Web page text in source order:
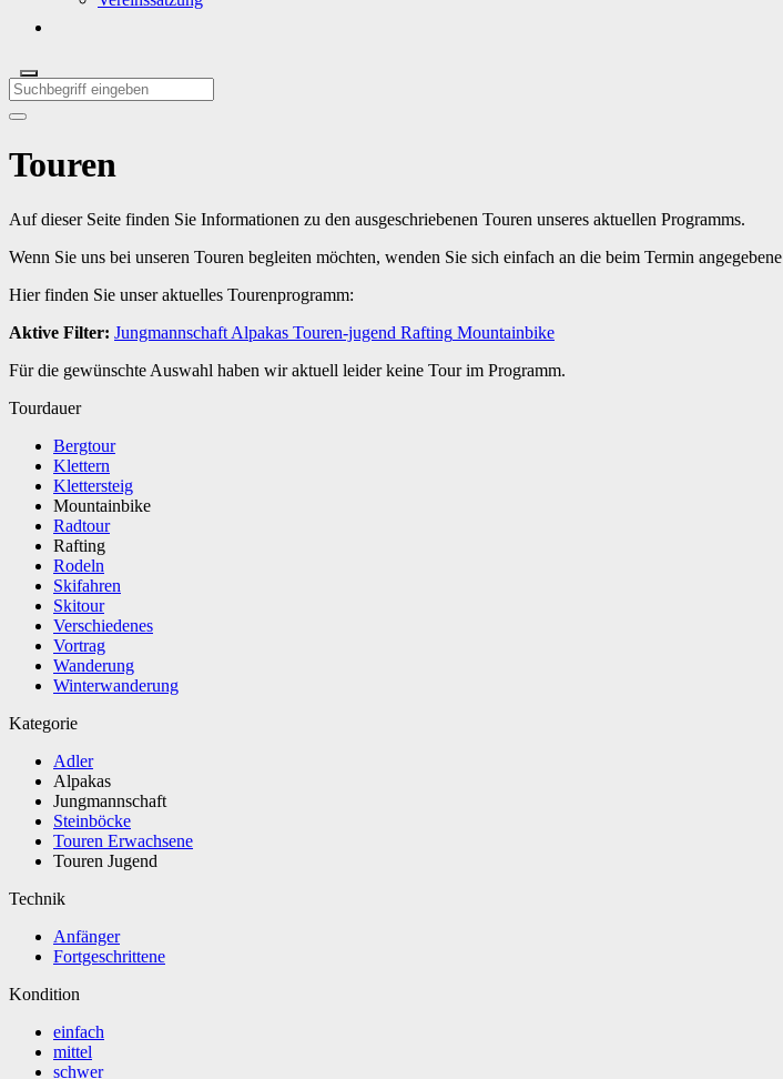
Touren
Auf dieser Seite finden Sie Informationen zu den ausgeschriebenen Touren unseres aktuellen Programms.
Wenn Sie uns bei unseren Touren begleiten möchten, wenden Sie sich einfach an die beim Termin angegebene
Hier finden Sie unser aktuelles Tourenprogramm:
Aktive Filter: Jungmannschaft Alpakas Touren-jugend Rafting Mountainbike
Für die gewünschte Auswahl haben wir aktuell leider keine Tour im Programm.
Tourdauer
Bergtour
Klettern
Klettersteig
Mountainbike
Radtour
Rafting
Rodeln
Skifahren
Skitour
Verschiedenes
Vortrag
Wanderung
Winterwanderung
Kategorie
Adler
Alpakas
Jungmannschaft
Steinböcke
Touren Erwachsene
Touren Jugend
Technik
Anfänger
Fortgeschrittene
Kondition
einfach
mittel
schwer